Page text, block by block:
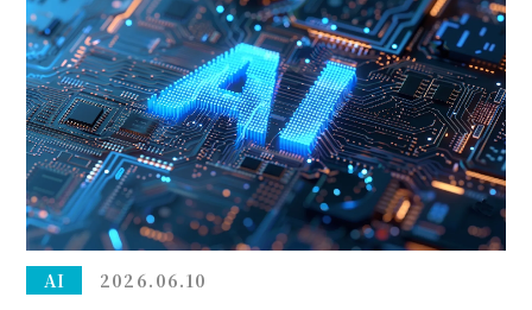
AI 2026.06.10